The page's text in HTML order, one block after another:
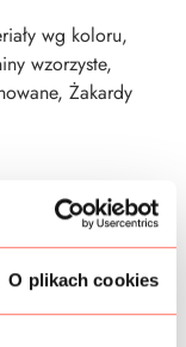
O plikach cookies
wg koloru,
wzorzyste,
, Żakardy